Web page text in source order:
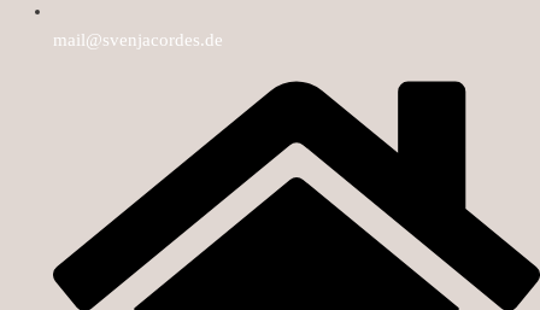
mail@svenjacordes.de